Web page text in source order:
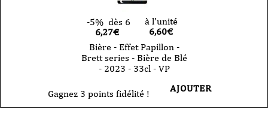
-5% dès 6
6,27€
à l'unité
6,60€
Bière - Effet Papillon -
Brett series - Bière de Blé
- 2023 - 33cl - VP
Gagnez 3 points fidélité ! AJOUTER